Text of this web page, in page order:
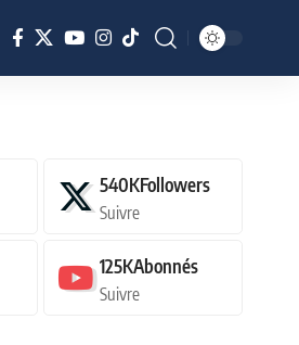
540KFollowers
Suivre
125KAbonnés
Suivre